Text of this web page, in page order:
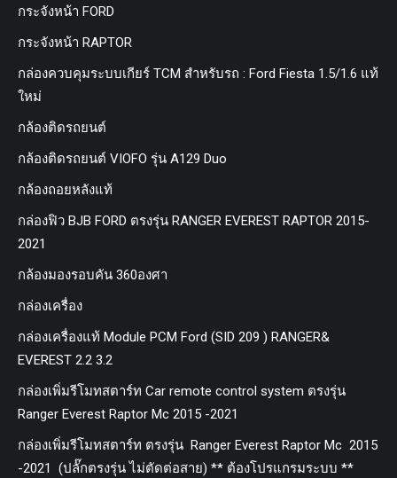
กระจังหน้า FORD
กระจังหน้า RAPTOR
กล่องควบคุมระบบเกียร์ TCM สำหรับรถ : Ford Fiesta 1.5/1.6 แท้
ใหม่
กล้องติดรถยนต์
กล้องติดรถยนต์ VIOFO รุ่น A129 Duo
กล้องถอยหลังแท้
กล่องฟิว BJB FORD ตรงรุ่น RANGER EVEREST RAPTOR 2015-
2021
กล้องมองรอบคัน 360องศา
กล่องเครื่อง
กล่องเครื่องแท้ Module PCM Ford (SID 209 ) RANGER&
EVEREST 2.2 3.2
กล่องเพิ่มรีโมทสตาร์ท Car remote control system ตรงรุ่น
Ranger Everest Raptor Mc 2015 -2021
กล่องเพิ่มรีโมทสตาร์ท ตรงรุ่น Ranger Everest Raptor Mc 2015
-2021 (ปลั๊กตรงรุ่น ไม่ตัดต่อสาย) ** ต้องโปรแกรมระบบ **